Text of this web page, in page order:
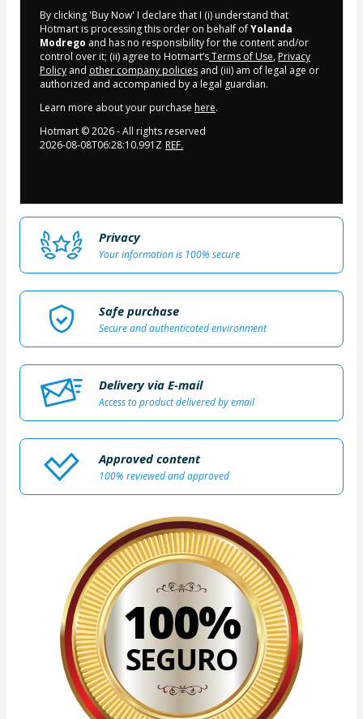
By clicking 'Buy Now' I declare that I (i) understand that
Hotmart is processing this order on behalf ofYolanda
Modrego and has no responsibility for the content and/or
control over it; (ii) agree to Hotmart’sTerms of Use, Privacy
Policy and other company policies and (iii) am of legal age or
authorized and accompanied by a legal guardian.
Learn more about your purchase here.
Hotmart ©2026- All rights reserved
2026-08-08T06:28:10.991Z REF.
Privacy
Your information is 100% secure
Safe purchase
Secure and authenticated environment
Delivery via E-mail
Access to product delivered by email
Approved content
100% reviewed and approved
100%
SEGURO